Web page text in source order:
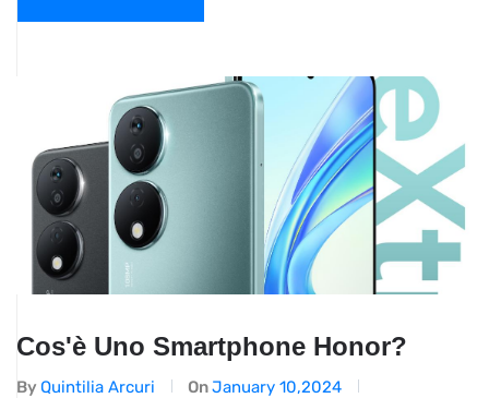
Cos'è Uno Smartphone Honor?
By Quintilia Arcuri OnJanuary 10,2024